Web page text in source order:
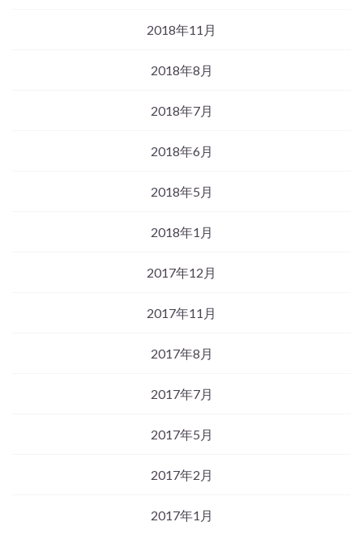
2018年11月
2018年8月
2018年7月
2018年6月
2018年5月
2018年1月
2017年12月
2017年11月
2017年8月
2017年7月
2017年5月
2017年2月
2017年1月